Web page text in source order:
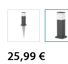
Anfang
25,99 €